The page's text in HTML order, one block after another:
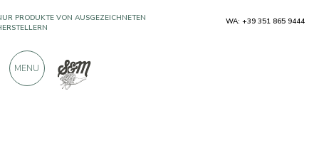
900 POSITIVE BEWERTUNGEN WA: +39 351 865 9444
MENU